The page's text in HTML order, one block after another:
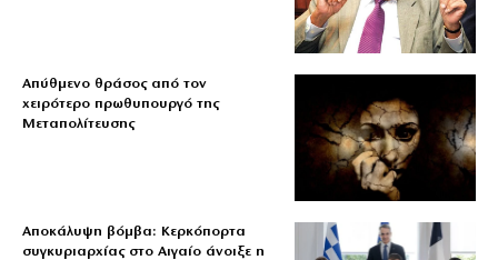
Απύθμενο θράσος από τον
χειρότερο πρωθυπουργό της
Μεταπολίτευσης
Αποκάλυψη βόμβα: Κερκόπορτα
συγκυριαρχίας στο Αιγαίο άνοιξε η